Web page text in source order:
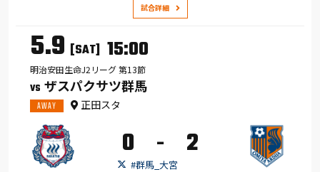
試合詳細
5.9 [SAT] 15:00
明治安田生命J2リーグ 第13節
VS ザスパクサツ群馬
AWAY 正田スタ
0 - 2
#群馬_大宮